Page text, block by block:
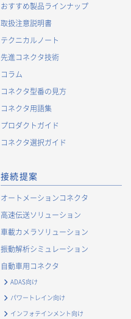
おすすめ製品ラインナップ
取扱注意説明書
テクニカルノート
先進コネクタ技術
コラム
コネクタ型番の見方
コネクタ用語集
プロダクトガイド
コネクタ選択ガイド
接続提案
オートメーションコネクタ
高速伝送ソリューション
車載カメラソリューション
振動解析シミュレーション
自動車用コネクタ
ADAS向け
パワートレイン向け
インフォテインメント向け